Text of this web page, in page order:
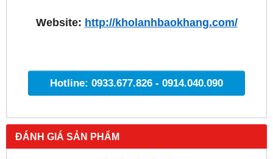
Website: http://kholanhbaokhang.com/
Hotline: 0933.677.826 - 0914.040.090
ĐÁNH GIÁ SẢN PHẨM